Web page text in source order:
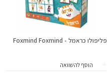
פליפולו כראמל - Foxmind Foxmind
הוסף להשוואה